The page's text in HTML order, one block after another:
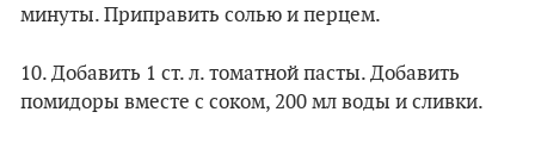
минуты. Приправить солью и перцем.
10. Добавить 1 ст. л. томатной пасты. Добавить
помидоры вместе с соком, 200 мл воды и сливки.